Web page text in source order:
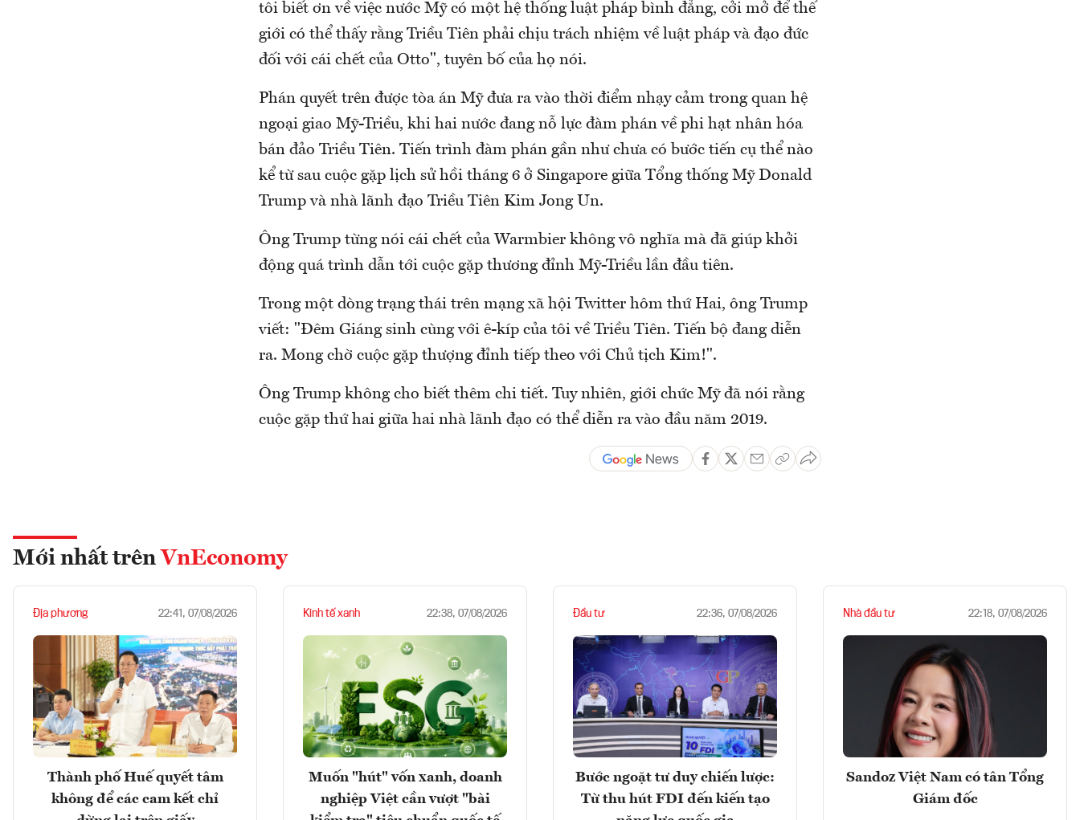
tôi biết ơn về việc nước Mỹ có một hệ thống luật pháp bình đẳng, cởi mở để thế
giới có thể thấy rằng Triều Tiên phải chịu trách nhiệm về luật pháp và đạo đức
đối với cái chết của Otto", tuyên bố của họ nói.
Phán quyết trên được tòa án Mỹ đưa ra vào thời điểm nhạy cảm trong quan hệ
ngoại giao Mỹ-Triều, khi hai nước đang nỗ lực đàm phán về phi hạt nhân hóa
bán đảo Triều Tiên. Tiến trình đàm phán gần như chưa có bước tiến cụ thể nào
kể từ sau cuộc gặp lịch sử hồi tháng 6 ở Singapore giữa Tổng thống Mỹ Donald
Trump và nhà lãnh đạo Triều Tiên Kim Jong Un.
Ông Trump từng nói cái chết của Warmbier không vô nghĩa mà đã giúp khởi
động quá trình dẫn tới cuộc gặp thương đỉnh Mỹ-Triều lần đầu tiên.
Trong một dòng trạng thái trên mạng xã hội Twitter hôm thứ Hai, ông Trump
viết: "Đêm Giáng sinh cùng với ê-kíp của tôi về Triều Tiên. Tiến bộ đang diễn
ra. Mong chờ cuộc gặp thượng đỉnh tiếp theo với Chủ tịch Kim!".
Ông Trump không cho biết thêm chi tiết. Tuy nhiên, giới chức Mỹ đã nói rằng
cuộc gặp thứ hai giữa hai nhà lãnh đạo có thể diễn ra vào đầu năm 2019.
Mới nhất trên VnEconomy
Địa phương 22:41, 07/08/2026
Thành phố Huế quyết tâm
không để các cam kết chỉ
Kinh tế xanh 22:38, 07/08/2026
Muốn "hút" vốn xanh, doanh
nghiệp Việt cần vượt "bài
Đầu tư 22:36, 07/08/2026
Bước ngoặt tư duy chiến lược:
Từ thu hút FDI đến kiến tạo
Nhà đầu tư 22:18, 07/08/2026
Sandoz Việt Nam có tân Tổng
Giám đốc